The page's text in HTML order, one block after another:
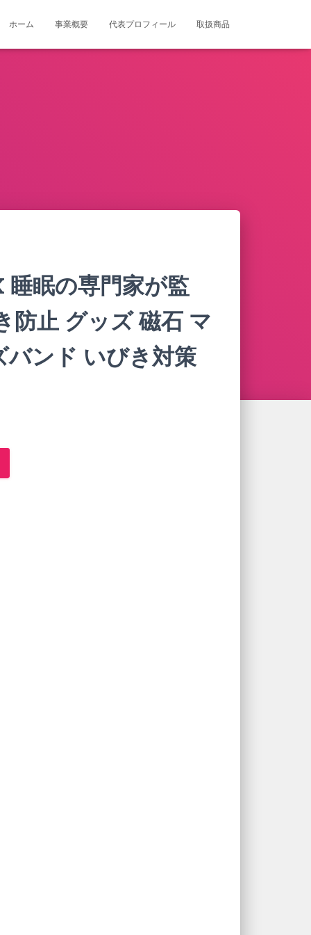
ホーム 事業概要 代表プロフィール 取扱商品
睡眠の専門家が監
防止 グッズ 磁石 マ
ンド いびき対策